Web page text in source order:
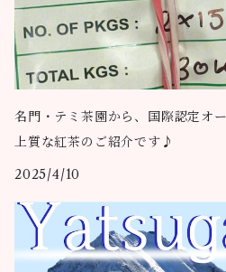
名門・テミ茶園から、国際認定オ
上質な紅茶のご紹介です♪
2025/4/10